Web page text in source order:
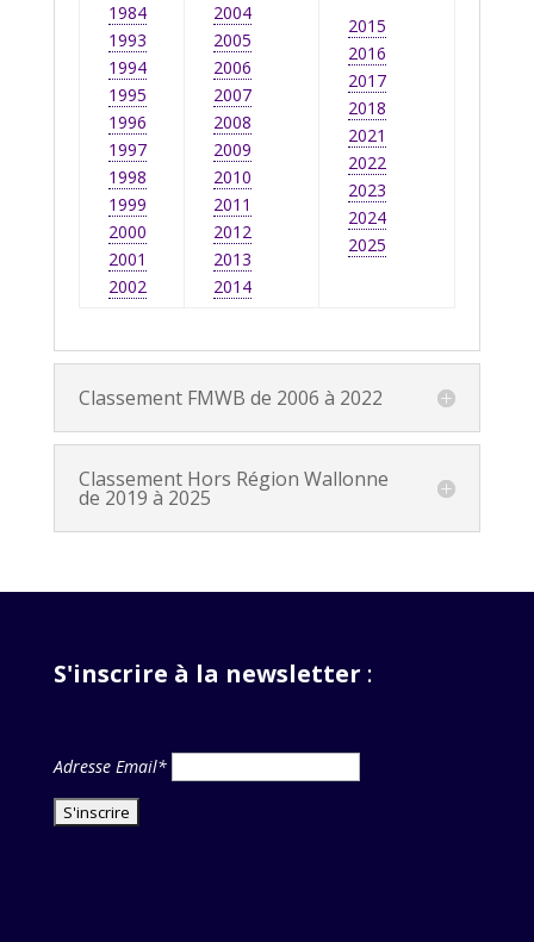
1984
1993
1994
1995
1996
1997
1998
1999
2000
2001
2002
2004
2005
2006
2007
2008
2009
2010
2011
2012
2013
2014
2015
2016
2017
2018
2021
2022
2023
2024
2025
Classement FMWB de 2006 à 2022
Classement Hors Région Wallonne
de 2019 à 2025
S'inscrire à la newsletter :
Adresse Email*